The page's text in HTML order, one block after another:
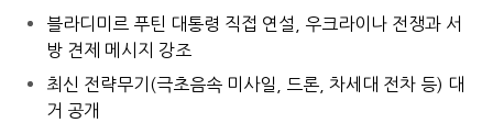
블라디미르 푸틴 대통령 직접 연설, 우크라이나 전쟁과 서
방 견제 메시지 강조
최신 전략무기(극초음속 미사일, 드론, 차세대 전차 등) 대
거 공개